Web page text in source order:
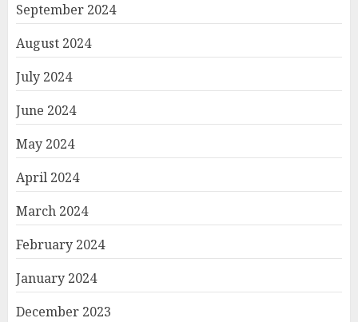
September 2024
August 2024
July 2024
June 2024
May 2024
April 2024
March 2024
February 2024
January 2024
December 2023